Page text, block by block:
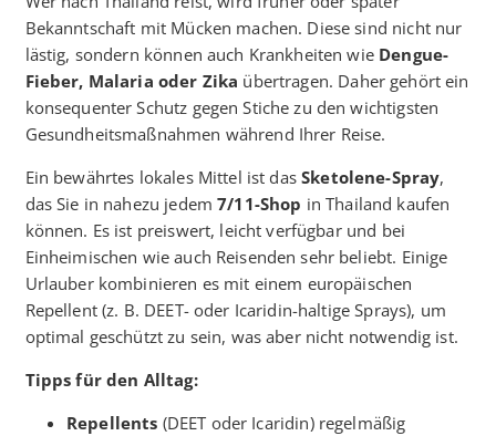
Bekanntschaft mit Mücken machen. Diese sind nicht nur
lästig, sondern können auch Krankheiten wie Dengue-
Fieber, Malaria oder Zika übertragen. Daher gehört ein
konsequenter Schutz gegen Stiche zu den wichtigsten
Gesundheitsmaßnahmen während Ihrer Reise.
Ein bewährtes lokales Mittel ist dasSketolene-Spray,
das Sie in nahezu jedem7/11-Shop in Thailand kaufen
können. Es ist preiswert, leicht verfügbar und bei
Einheimischen wie auch Reisenden sehr beliebt. Einige
Urlauber kombinieren es mit einem europäischen
Repellent (z. B. DEET- oder Icaridin-haltige Sprays), um
optimal geschützt zu sein, was aber nicht notwendig ist.
Tipps für den Alltag:
Repellents (DEET oder Icaridin) regelmäßig